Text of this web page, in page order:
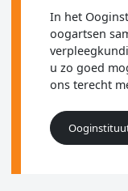
In het
oogartsen
u zo goed
ons terecht